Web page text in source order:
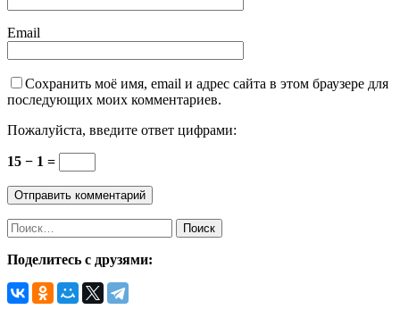
Email
Сохранить моё имя, email и адрес сайта в этом браузере для
последующих моих комментариев.
Пожалуйста, введите ответ цифрами:
15 − 1 =
Найти:
Поделитесь с друзями: